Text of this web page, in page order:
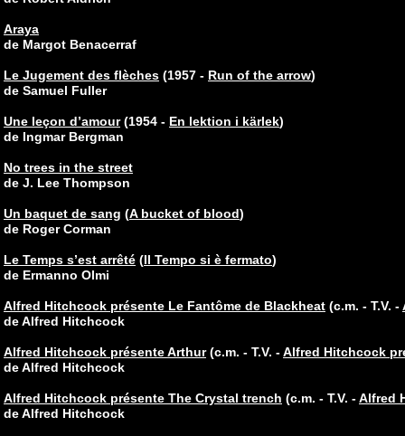
Araya
de Margot Benacerraf
Le Jugement des flèches (1957 - Run of the arrow)
de Samuel Fuller
Une leçon d’amour(1954 - En lektion i kärlek)
de Ingmar Bergman
No trees in the street
de J. Lee Thompson
Un baquet de sang (A bucket of blood)
de Roger Corman
Le Temps s’est arrêté (Il Tempo si è fermato)
de Ermanno Olmi
Alfred Hitchcock présente Le Fantôme de Blackheat (c.m. - T.V. -
de Alfred Hitchcock
Alfred Hitchcock présente Arthur(c.m. - T.V. -Alfred Hitchcock
de Alfred Hitchcock
Alfred Hitchcock présente The Crystal trench (c.m. - T.V. -Alfred
de Alfred Hitchcock